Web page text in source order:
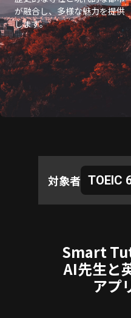
が融合し、多様な魅力を提供
します。
対象者 TOEIC
Smart
AI先生と
アプ